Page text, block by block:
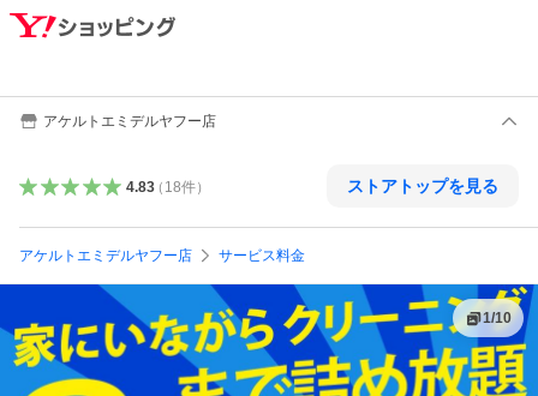
アケルトエミデルヤフー店
4.83（ 18件） ストアトップを見る
アケルトエミデルヤフー店 サービス料金
1/10